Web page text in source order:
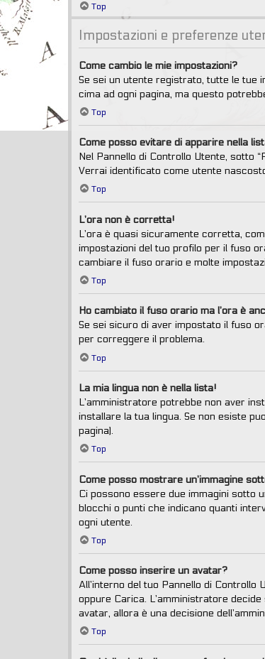
Top
Impostazioni e preferenze
Come cambio le mie impostazioni?
Se sei un utente registrato, tutte le tue
cima ad ogni pagina, ma questo
Top
Come posso evitare di apparire nella
Nel Pannello di Controllo Utente, sotto
Verrai identificato come utente
Top
L’ora non è corretta!
L’ora è quasi sicuramente corretta,
impostazioni del tuo profilo per il fuso
cambiare il fuso orario e molte
Top
Ho cambiato il fuso orario ma l’ora è
Se sei sicuro di aver impostato il fuso
per correggere il problema.
Top
La mia lingua non è nella lista!
L’amministratore potrebbe non aver
installare la tua lingua. Se non esiste
pagina).
Top
Come posso mostrare un’immagine
Ci possono essere due immagini sotto
blocchi o punti che indicano quanti
ogni utente.
Top
Come posso inserire un avatar?
All’interno del tuo Pannello di Controllo
oppure Carica. L’amministratore
avatar, allora è una decisione
Top